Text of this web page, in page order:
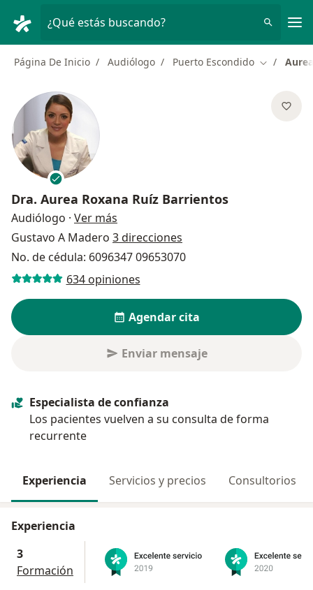
¿Qué estás buscando?
Página De Inicio Audiólogo Puerto Escondido Cambiar
Dra. Aurea Roxana Ruíz Barrientos
Audiólogo · Ver más
Gustavo A Madero 3 direcciones
No. de cédula: 6096347 09653070
634 opiniones
Agendar cita
Enviar mensaje
Especialista de confianza
Los pacientes vuelven a su consulta de forma
recurrente
Experiencia Servicios y precios Consultorios
Experiencia
3
Formación